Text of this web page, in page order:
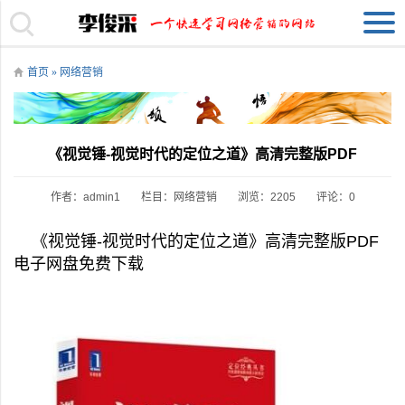
首页 » 网络营销
《视觉锤-视觉时代的定位之道》高清完整版PDF
作者：admin1 栏目： 网络营销 浏览：2205 评论：0
《视觉锤-视觉时代的定位之道》高清完整版PDF
电子网盘免费下载